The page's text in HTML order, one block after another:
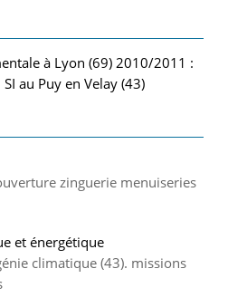
à Lyon (69) 2010/2011 :
au Puy en Velay (43)
zinguerie menuiseries
et énergétique
climatique (43). missions